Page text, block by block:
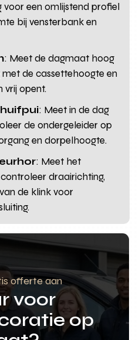
een omlijstend profiel
bij vensterbank en
: Meet de dagmaat hoog
de cassettehoogte en
opent.
: Meet in de dag
de ondergeleider op
en dorpelhoogte.
: Meet het
draairichting,
de klink voor
offerte aan
voor
op